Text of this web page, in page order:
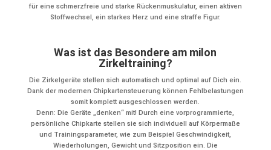
für eine schmerzfreie und starke Rückenmuskulatur, einen aktiven
Stoffwechsel, ein starkes Herz und eine straffe Figur.
Was ist das Besondere am milon
Zirkeltraining?
Die Zirkelgeräte stellen sich automatisch und optimal auf Dich ein.
Dank der modernen Chipkartensteuerung können Fehlbelastungen
somit komplett ausgeschlossen werden.
Denn: Die Geräte „denken“ mit! Durch eine vorprogrammierte,
persönliche Chipkarte stellen sie sich individuell auf Körpermaße
und Trainingsparameter, wie zum Beispiel Geschwindigkeit,
Wiederholungen, Gewicht und Sitzposition ein. Die